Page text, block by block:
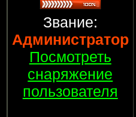
Звание:
Администратор
Посмотреть
снаряжение
пользователя